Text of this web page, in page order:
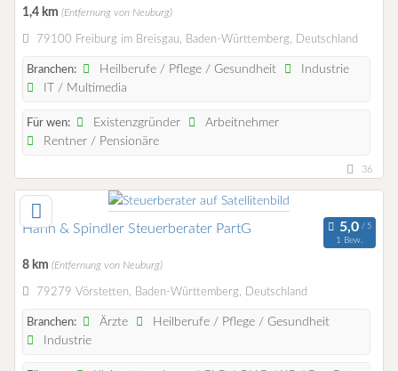
1,4 km (Entfernung von Neuburg)
79100 Freiburg im Breisgau, Baden-Württemberg, Deutschland
Branchen: Heilberufe / Pflege / Gesundheit
Industrie
IT / Multimedia
Für wen: Existenzgründer
Arbeitnehmer
Rentner / Pensionäre
36
Hahn & Spindler Steuerberater PartG
1 Bew.
8 km (Entfernung von Neuburg)
79279 Vörstetten, Baden-Württemberg, Deutschland
Branchen: Ärzte
Heilberufe / Pflege / Gesundheit
Industrie